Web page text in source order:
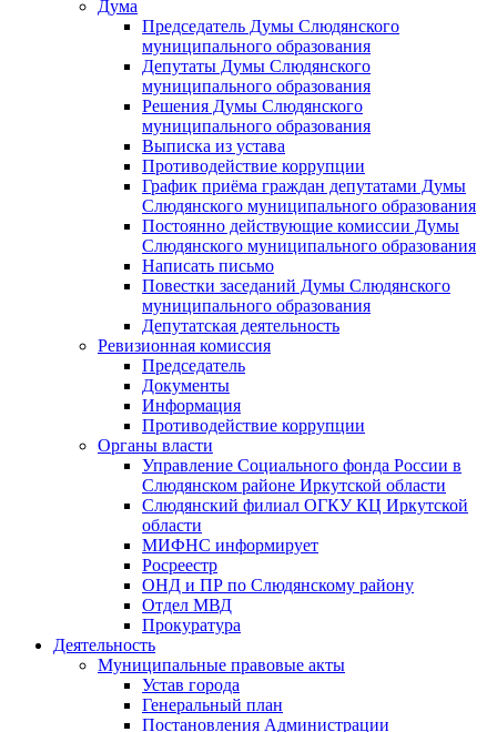
Дума
Председатель Думы Слюдянского
муниципального образования
Депутаты Думы Слюдянского
муниципального образования
Решения Думы Слюдянского
муниципального образования
Выписка из устава
Противодействие коррупции
График приёма граждан депутатами Думы
Слюдянского муниципального образования
Постоянно действующие комиссии Думы
Слюдянского муниципального образования
Написать письмо
Повестки заседаний Думы Слюдянского
муниципального образования
Депутатская деятельность
Ревизионная комиссия
Председатель
Документы
Информация
Противодействие коррупции
Органы власти
Управление Социального фонда России в
Слюдянском районе Иркутской области
Слюдянский филиал ОГКУ КЦ Иркутской
области
МИФНС информирует
Росреестр
ОНД и ПР по Слюдянскому району
Отдел МВД
Прокуратура
Деятельность
Муниципальные правовые акты
Устав города
Генеральный план
Постановления Администрации